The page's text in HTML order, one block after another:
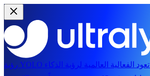
تعود الفعالية العالمية لرؤية الذكاء